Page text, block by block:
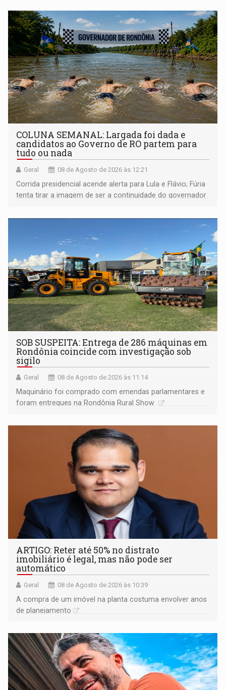
COLUNA SEMANAL: Largada foi dada e
candidatos ao Governo de RO partem para
tudo ou nada
Geral 08 de Agosto de 2026 às 12:21
Corrida presidencial acende alerta para Lula e Flávio; Fúria
tenta tirar a imagem de ser a continuidade do governador
não ter entrado no modo eleição; ABAV faz evento em
SOB SUSPEITA: Entrega de 286 máquinas em
Rondônia coincide com investigação sob
sigilo
Geral 08 de Agosto de 2026 às 11:14
Maquinário foi comprado com emendas parlamentares e
foram entregues na Rondônia Rural Show
ARTIGO: Reter até 50% no distrato
imobiliário é legal, mas não pode ser
automático
Geral 08 de Agosto de 2026 às 10:39
A compra de um imóvel na planta costuma envolver anos
de planejamento